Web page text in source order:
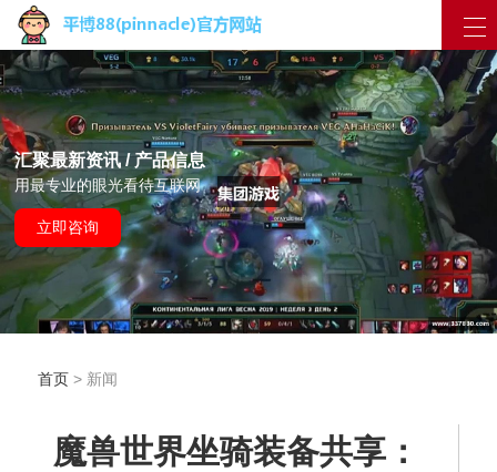
汇聚最新资讯 / 产品信息
用最专业的眼光看待互联网
立即咨询
首页> 新闻
魔兽世界坐骑装备共享：